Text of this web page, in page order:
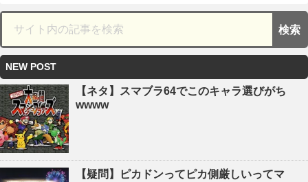
NEW POST
【ネタ】スマブラ64でこのキャラ選びがち
wwww
【疑問】ピカドンってピカ側厳しいってマ